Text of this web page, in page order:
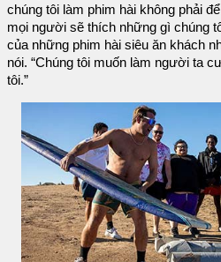
chúng tôi làm phim hài không phải
mọi người sẽ thích những gì chúng
của những phim hài siêu ăn khách
nói. “Chúng tôi muốn làm người ta
tôi.”